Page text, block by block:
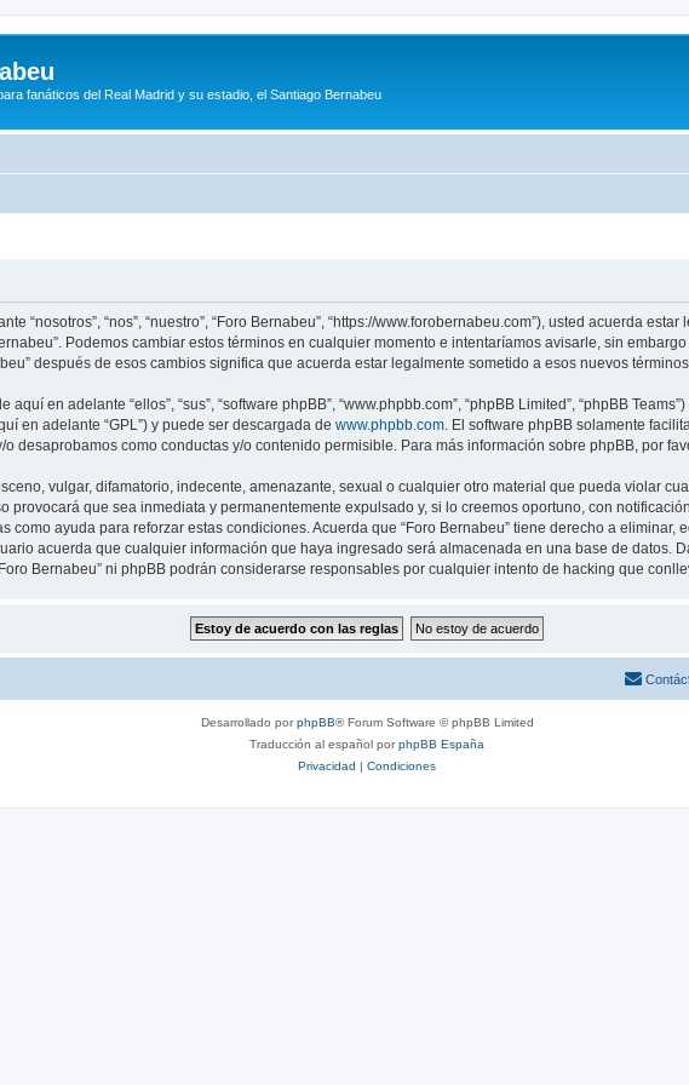
fanáticos del Real Madrid y su estadio, el Santiago Bernabeu
“nosotros”, “nos”, “nuestro”, “Foro Bernabeu”, “https://www.forobernabeu.com”), usted acuerda
Podemos cambiar estos términos en cualquier momento e intentaríamos avisarle, sin
después de esos cambios significa que acuerda estar legalmente sometido a esos nuevos
en adelante “ellos”, “sus”, “software phpBB”, “www.phpbb.com”, “phpBB Limited”, “phpBB
en adelante “GPL”) y puede ser descargada de www.phpbb.com. El software phpBB solamente
desaprobamos como conductas y/o contenido permisible. Para más información sobre phpBB, por
vulgar, difamatorio, indecente, amenazante, sexual o cualquier otro material que pueda violar
provocará que sea inmediata y permanentemente expulsado y, si lo creemos oportuno, con
como ayuda para reforzar estas condiciones. Acuerda que “Foro Bernabeu” tiene derecho a eliminar,
acuerda que cualquier información que haya ingresado será almacenada en una base de datos.
Bernabeu” ni phpBB podrán considerarse responsables por cualquier intento de hacking que
Desarrollado porphpBB® Forum Software © phpBB Limited
Traducción al español porphpBB España
Privacidad | Condiciones